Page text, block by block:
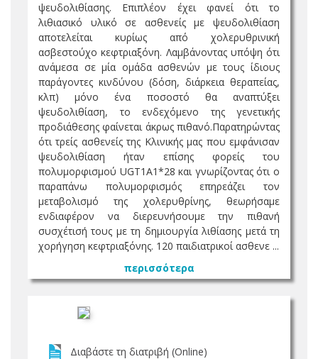
ψευδολιθίασης. Επιπλέον έχει φανεί ότι το
λιθιασικό υλικό σε ασθενείς με ψευδολιθίαση
αποτελείται κυρίως από χολερυθρινική
ασβεστούχο κεφτριαξόνη. Λαμβάνοντας υπόψη ότι
ανάμεσα σε μία ομάδα ασθενών με τους ίδιους
παράγοντες κινδύνου (δόση, διάρκεια θεραπείας,
κλπ) μόνο ένα ποσοστό θα αναπτύξει
ψευδολιθίαση, το ενδεχόμενο της γενετικής
προδιάθεσης φαίνεται άκρως πιθανό.Παρατηρώντας
ότι τρείς ασθενείς της Κλινικής μας που εμφάνισαν
ψευδολιθίαση ήταν επίσης φορείς του
πολυμορφισμού UGT1A1*28 και γνωρίζοντας ότι ο
παραπάνω πολυμορφισμός επηρεάζει τον
μεταβολισμό της χολερυθρίνης, θεωρήσαμε
ενδιαφέρον να διερευνήσουμε την πιθανή
συσχέτισή τους με τη δημιουργία λιθίασης μετά τη
χορήγηση κεφτριαξόνης. 120 παιδιατρικοί ασθενε ...
περισσότερα
Διαβάστε τη διατριβή (Online)